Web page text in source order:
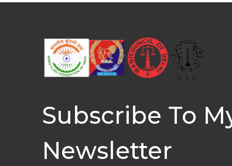
Subscribe To
Newsletter